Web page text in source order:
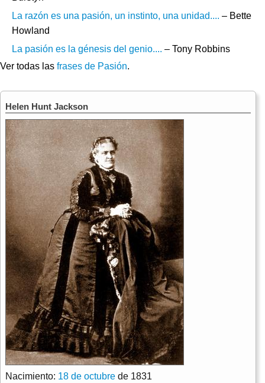
La razón es una pasión, un instinto, una unidad.... – Bette
Howland
La pasión es la génesis del genio.... – Tony Robbins
Ver todas las frases de Pasión.
Helen Hunt Jackson
Nacimiento: 18 de octubre de 1831